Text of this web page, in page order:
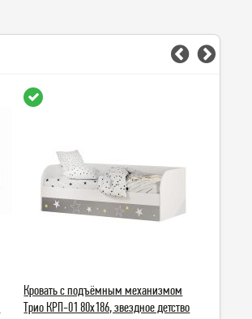
Кровать с подъёмным механизмом
Трио КРП-01 80х186, звездное детство